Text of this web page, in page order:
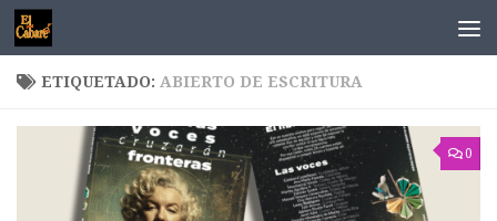
Saltar al contenido
ETIQUETADO: ABIERTO DE ESCRITURA
0